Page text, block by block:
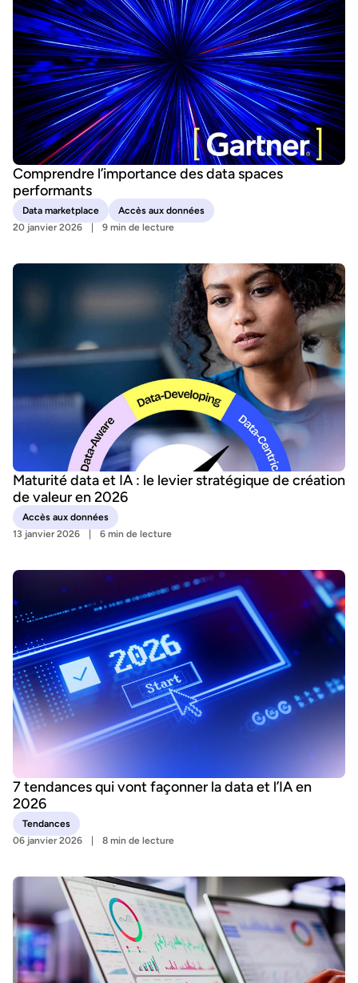
Comprendre l’importance des data spaces
performants
Data marketplace
Accès aux données
20 janvier 2026
9 min de lecture
Maturité data et IA : le levier stratégique de création
de valeur en 2026
Accès aux données
13 janvier 2026
6 min de lecture
7 tendances qui vont façonner la data et l’IA en
2026
Tendances
06 janvier 2026
8 min de lecture